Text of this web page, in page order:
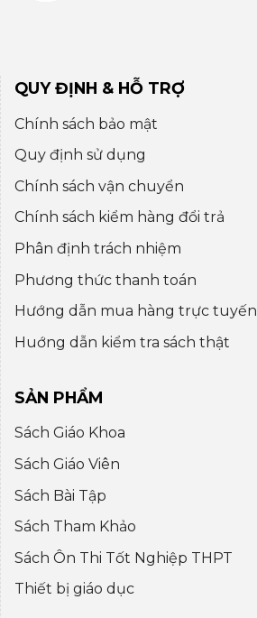
QUY ĐỊNH & HỖ TRỢ
Chính sách bảo mật
Quy định sử dụng
Chính sách vận chuyển
Chính sách kiểm hàng đổi trả
Phân định trách nhiệm
Phương thức thanh toán
Hướng dẫn mua hàng trực tuyến
Huớng dẫn kiểm tra sách thật
SẢN PHẨM
Sách Giáo Khoa
Sách Giáo Viên
Sách Bài Tập
Sách Tham Khảo
Sách Ôn Thi Tốt Nghiệp THPT
Thiết bị giáo dục